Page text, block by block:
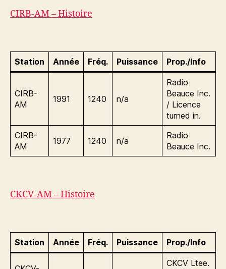
CIRB-AM – Histoire
Station Année Fréq. Puissance Prop./Info
CIRB-
AM
1991 1240 n/a
Radio
Beauce Inc.
/ Licence
turned in.
CIRB-
AM
1977 1240 n/a
Radio
Beauce Inc.
CKCV-AM – Histoire
Station Année Fréq. Puissance Prop./Info
CKCV Ltee.